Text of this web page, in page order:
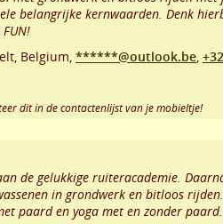
belangrijke kernwaarden. Denk
, Belgium, ******@outlook.be,
dit in de contactenlijst van je mobieltje!
de gelukkige ruiteracademie.
in grondwerk en bitloos
paard en yoga met en zonder